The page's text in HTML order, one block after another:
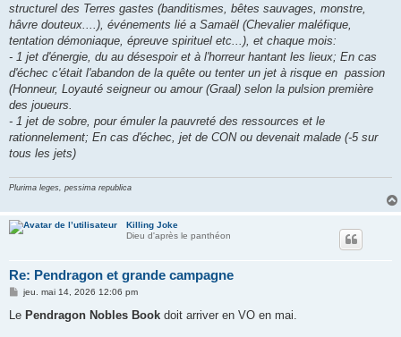
structurel des Terres gastes (banditismes, bêtes sauvages, monstre,
hâvre douteux....), événements lié a Samaël (Chevalier maléfique,
tentation démoniaque, épreuve spirituel etc...), et chaque mois:
- 1 jet d'énergie, du au désespoir et à l'horreur hantant les lieux; En cas
d'échec c'était l'abandon de la quête ou tenter un jet à risque en passion
(Honneur, Loyauté seigneur ou amour (Graal) selon la pulsion première
des joueurs.
- 1 jet de sobre, pour émuler la pauvreté des ressources et le
rationnelement; En cas d'échec, jet de CON ou devenait malade (-5 sur
tous les jets)
Plurima leges, pessima republica
Killing Joke
Dieu d'après le panthéon
Re: Pendragon et grande campagne
M
s
jeu. mai 14, 2026 12:06 pm
Le Pendragon Nobles Book doit arriver en VO en mai.